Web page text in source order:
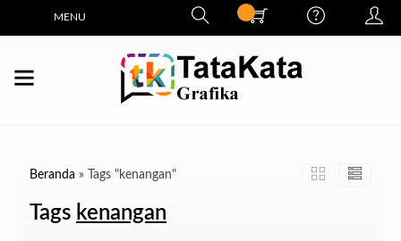
MENU
Beranda » Tags "kenangan"
Tags kenangan